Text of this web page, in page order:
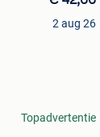
2 aug 26
Topadvertentie